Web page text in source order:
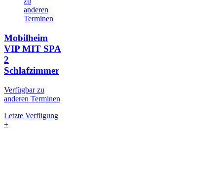
anderen
Terminen
Mobilheim
VIP MIT SPA
2
Schlafzimmer
Verfügbar zu
anderen Terminen
Letzte Verfügung
+